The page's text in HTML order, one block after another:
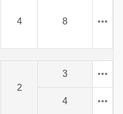
4 8
2
3
4